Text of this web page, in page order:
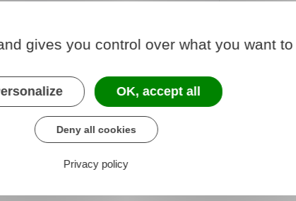
gives you control over what you want
OK, accept all
Deny all cookies
Privacy policy